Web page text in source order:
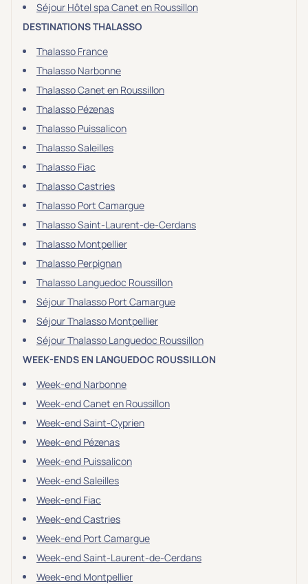
Séjour Hôtel spa Canet en Roussillon
DESTINATIONS THALASSO
Thalasso France
Thalasso Narbonne
Thalasso Canet en Roussillon
Thalasso Pézenas
Thalasso Puissalicon
Thalasso Saleilles
Thalasso Fiac
Thalasso Castries
Thalasso Port Camargue
Thalasso Saint-Laurent-de-Cerdans
Thalasso Montpellier
Thalasso Perpignan
Thalasso Languedoc Roussillon
Séjour Thalasso Port Camargue
Séjour Thalasso Montpellier
Séjour Thalasso Languedoc Roussillon
WEEK-ENDS EN LANGUEDOC ROUSSILLON
Week-end Narbonne
Week-end Canet en Roussillon
Week-end Saint-Cyprien
Week-end Pézenas
Week-end Puissalicon
Week-end Saleilles
Week-end Fiac
Week-end Castries
Week-end Port Camargue
Week-end Saint-Laurent-de-Cerdans
Week-end Montpellier